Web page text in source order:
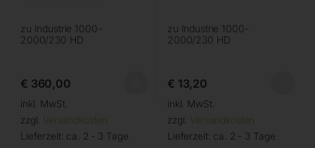
zu Industrie 1000-
2000/230 HD
€ 360,00
inkl. MwSt.
zzgl. Versandkosten
Lieferzeit: ca. 2 - 3 Tage
zu Industrie 1000-
2000/230 HD
€ 13,20
inkl. MwSt.
zzgl. Versandkosten
Lieferzeit: ca. 2 - 3 Tage